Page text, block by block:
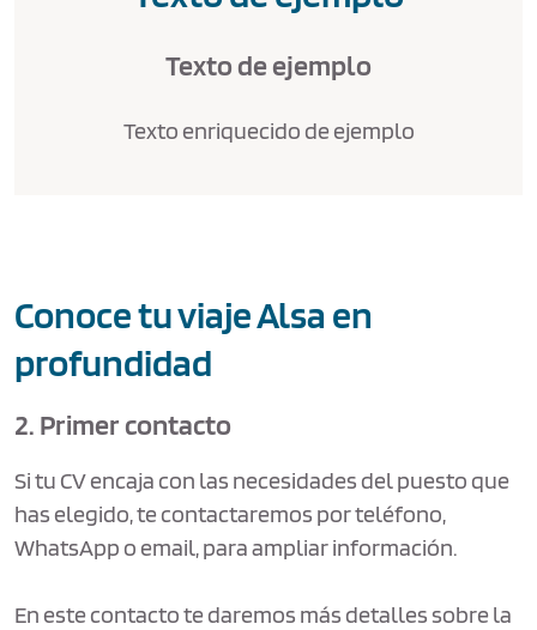
Texto de ejemplo
Texto enriquecido de ejemplo
Conoce tu viaje Alsa en
profundidad
2. Primer contacto
Si tu CV encaja con las necesidades del puesto que
has elegido, te contactaremos por teléfono,
WhatsApp o email, para ampliar información.
En este contacto te daremos más detalles sobre la